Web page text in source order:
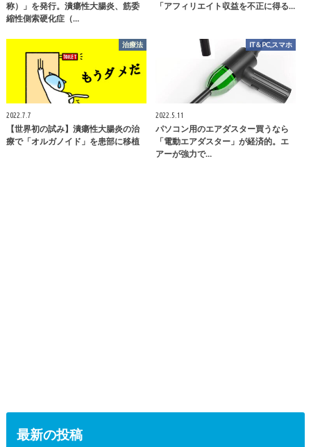
称）」を発行。潰瘍性大腸炎、筋委
縮性側索硬化症（…
「アフィリエイト収益を不正に得る…
治療法
2022.7.7
【世界初の試み】潰瘍性大腸炎の治
療で「オルガノイド」を患部に移植
IT＆PC,スマホ
2022.5.11
パソコン用のエアダスター買うなら
「電動エアダスター」が経済的。エ
アーが強力で…
最新の投稿